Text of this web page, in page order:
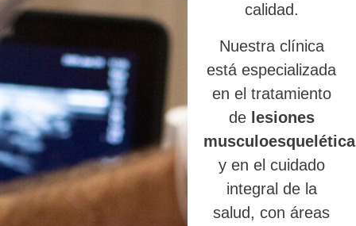
calidad.
Nuestra clínica
está especializada
en el tratamiento
de lesiones
y en el cuidado
integral de la
salud, con áreas